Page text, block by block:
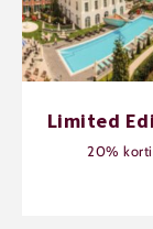
Limited
20%